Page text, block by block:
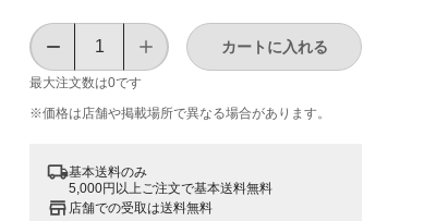
最大注文数は0です
カートに入れる
※価格は​店舗や​掲載場所で​異なる​場合が​あります。
基本送料のみ
5,000円以上ご注文で基本送料無料
店舗での受取は送料無料